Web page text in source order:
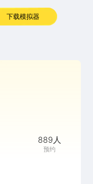
下载模拟器
889人
预约